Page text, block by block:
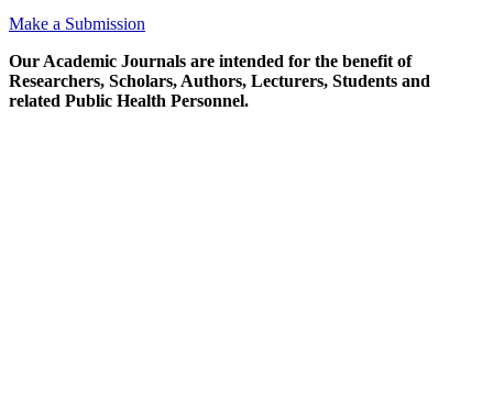
Make a Submission
Our Academic Journals are intended for the benefit of
Researchers, Scholars, Authors, Lecturers, Students and
related Public Health Personnel.